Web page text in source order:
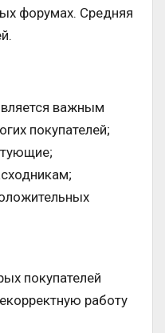
форумах. Средняя
важным
покупателей;
покупателей
работу